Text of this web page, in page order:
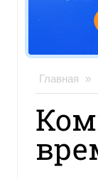
Главная »